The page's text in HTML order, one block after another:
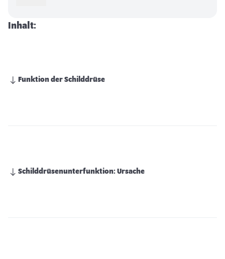
Inhalt:
Funktion der Schilddrüse
Schilddrüsenunterfunktion: Ursache